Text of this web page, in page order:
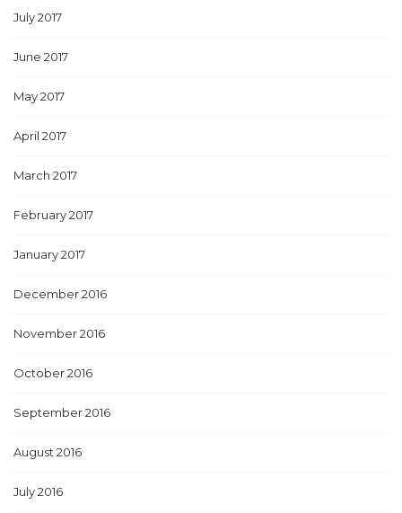
July 2017
June 2017
May 2017
April 2017
March 2017
February 2017
January 2017
December 2016
November 2016
October 2016
September 2016
August 2016
July 2016